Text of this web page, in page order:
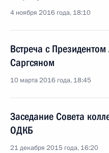
4 ноября 2016 года, 18:10
Встреча с
Саргсяном
10 марта 2016 года, 18:45
Заседание Совета
ОДКБ
21 декабря 2015 года, 16:20